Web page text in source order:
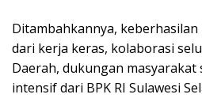
Ditambahkannya,
dari kerja keras, kolaborasi
Daerah, dukungan
intensif dari BPK RI Sulawesi